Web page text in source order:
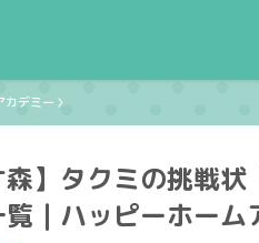
カデミー
森】タクミの挑戦
｜ハッピーホー